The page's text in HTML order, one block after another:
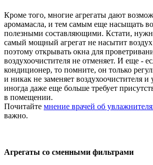
Кроме того, многие агрегаты дают
аромамасла, и тем самым еще насыщать
полезными составляющими. Кстати,
самый мощный агрегат не насытит
поэтому открывать окна для
воздухоочистителя не отменяет. И еще -
кондиционер, то помните, он только
и никак не заменяет воздухоочистителя и
иногда даже еще больше требует
в помещении.
Почитайте мнение врачей об
важно.
Агрегаты со сменными фильтрами